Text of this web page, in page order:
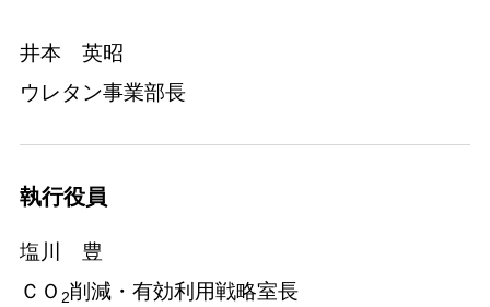
井本 英昭
ウレタン事業部長
執行役員
塩川 豊
ＣＯ 2削減・有効利用戦略室長